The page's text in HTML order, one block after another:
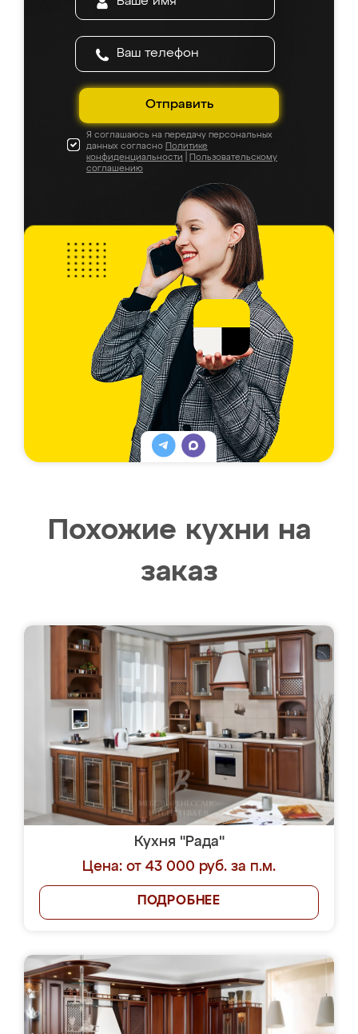
Отправить
Я соглашаюсь на передачу персональных
данных согласно Политике
конфиденциальности
Пользовательскому
соглашению
Похожие кухни на
заказ
Кухня "Рада"
Цена: от 43 000 руб. за п.м.
ПОДРОБНЕЕ